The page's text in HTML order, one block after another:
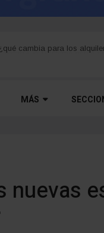
y el Gobierno debió
MÁS
nuevas